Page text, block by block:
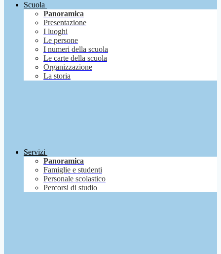
Scuola
Panoramica
Presentazione
I luoghi
Le persone
I numeri della scuola
Le carte della scuola
Organizzazione
La storia
Servizi
Panoramica
Famiglie e studenti
Personale scolastico
Percorsi di studio